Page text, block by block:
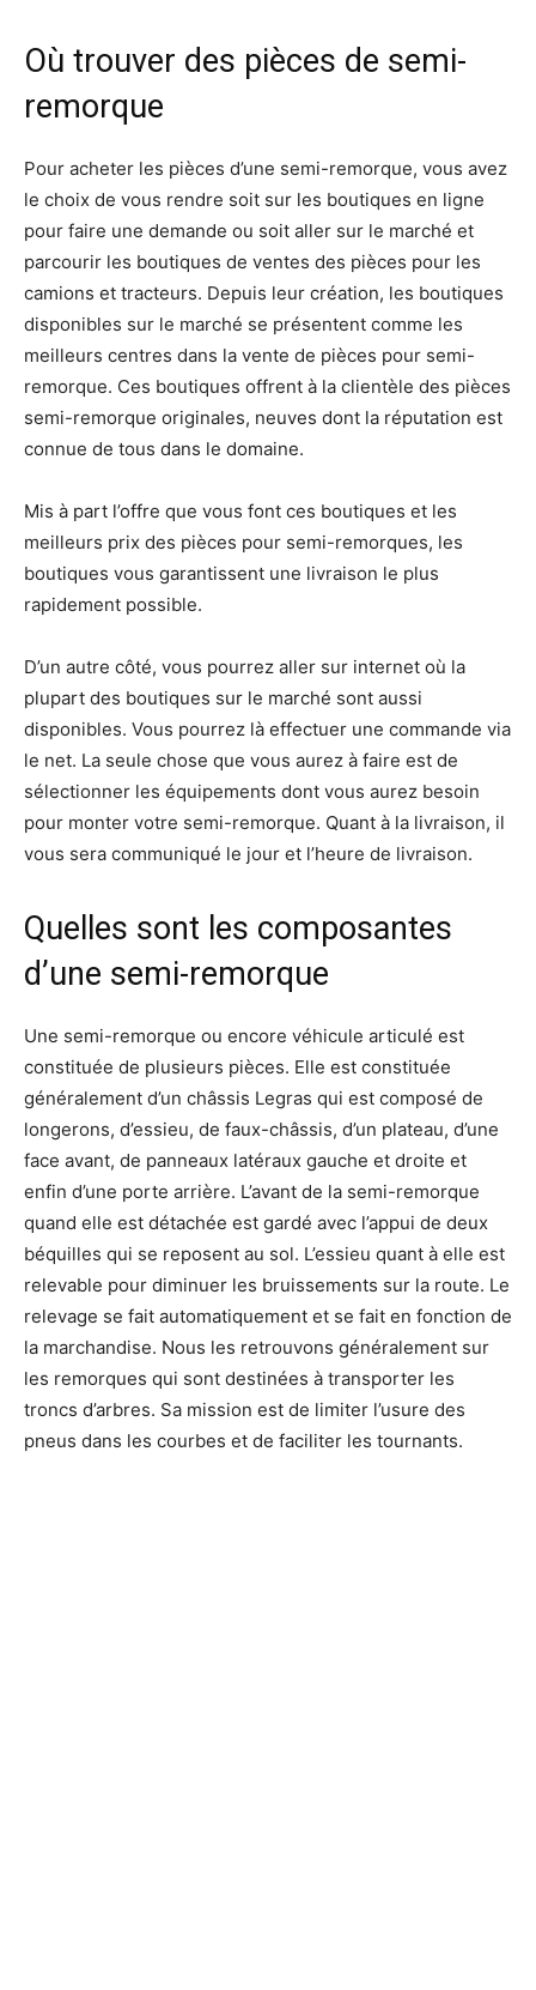
Où trouver des pièces de semi-
remorque
Pour acheter les pièces d’une semi-remorque, vous avez
le choix de vous rendre soit sur les boutiques en ligne
pour faire une demande ou soit aller sur le marché et
parcourir les boutiques de ventes des pièces pour les
camions et tracteurs. Depuis leur création, les boutiques
disponibles sur le marché se présentent comme les
meilleurs centres dans la vente de pièces pour semi-
remorque. Ces boutiques offrent à la clientèle des pièces
semi-remorque originales, neuves dont la réputation est
connue de tous dans le domaine.
Mis à part l’offre que vous font ces boutiques et les
meilleurs prix des pièces pour semi-remorques, les
boutiques vous garantissent une livraison le plus
rapidement possible.
D’un autre côté, vous pourrez aller sur internet où la
plupart des boutiques sur le marché sont aussi
disponibles. Vous pourrez là effectuer une commande via
le net. La seule chose que vous aurez à faire est de
sélectionner les équipements dont vous aurez besoin
pour monter votre semi-remorque. Quant à la livraison, il
vous sera communiqué le jour et l’heure de livraison.
Quelles sont les composantes
d’une semi-remorque
Une semi-remorque ou encore véhicule articulé est
constituée de plusieurs pièces. Elle est constituée
généralement d’un châssis Legras qui est composé de
longerons, d’essieu, de faux-châssis, d’un plateau, d’une
face avant, de panneaux latéraux gauche et droite et
enfin d’une porte arrière. L’avant de la semi-remorque
quand elle est détachée est gardé avec l’appui de deux
béquilles qui se reposent au sol. L’essieu quant à elle est
relevable pour diminuer les bruissements sur la route. Le
relevage se fait automatiquement et se fait en fonction de
la marchandise. Nous les retrouvons généralement sur
les remorques qui sont destinées à transporter les
troncs d’arbres. Sa mission est de limiter l’usure des
pneus dans les courbes et de faciliter les tournants.